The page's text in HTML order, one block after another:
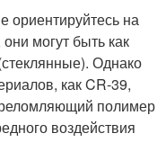
ориентируйтесь на
могут быть как
Однако
как CR-39,
полимер
воздействия